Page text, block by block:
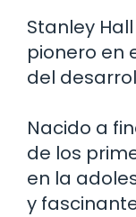
Stanley
pionero en
del
Nacido a
de los
en la
y